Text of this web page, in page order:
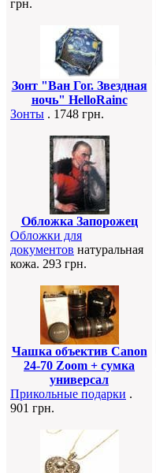
грн.
Зонт "Ван Гог. Звездная
ночь" HelloRainc
Зонты . 1748 грн.
Обложка Запорожец
Обложки для
документов натуральная
кожа. 293 грн.
Чашка объектив Canon
24-70 Zoom + сумка
универсал
Прикольные подарки .
901 грн.